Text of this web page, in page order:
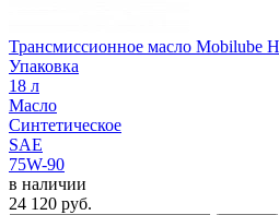
Трансмиссионное масло Mobilube
Упаковка
18 л
Масло
Синтетическое
SAE
75W-90
в наличии
24 120 руб.